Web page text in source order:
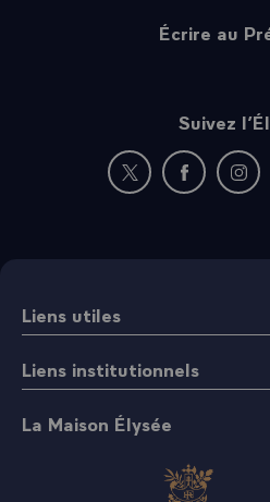
Écrire au
Suivez
Nouvelle fenêtre :
Nouvelle
Liens utiles
Liens institutionnels
La Maison Élysée